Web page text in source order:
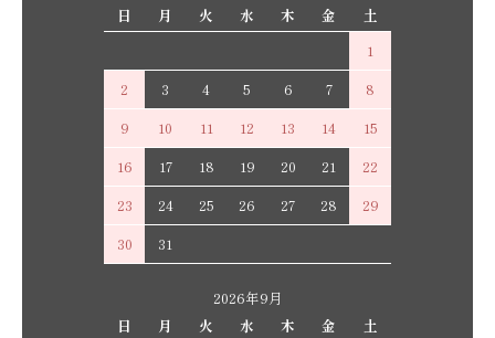
日
月 火 水 木 金
土
1
2
3 4 5 6 7
8
9
10 11 12 13 14
15
16
17 18 19 20 21
22
23
24 25 26 27 28
29
30
31
2026年9月
日
月 火 水 木 金
土